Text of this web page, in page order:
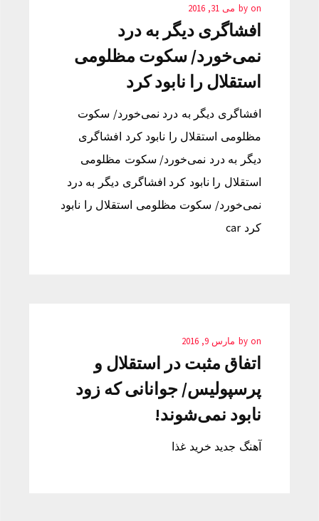
by on می 31, 2016
افشاگری دیگر به درد
نمی‌خورد/ سکوت مظلومی
استقلال را نابود کرد
افشاگری دیگر به درد نمی‌خورد/ سکوت
مظلومی استقلال را نابود کرد افشاگری
دیگر به درد نمی‌خورد/ سکوت مظلومی
استقلال را نابود کرد افشاگری دیگر به درد
نمی‌خورد/ سکوت مظلومی استقلال را نابود
کرد car
by on مارس 9, 2016
اتفاق مثبت در استقلال و
پرسپولیس/ جوانانی که زود
نابود نمی‌شوند!
آهنگ جدید خرید غذا